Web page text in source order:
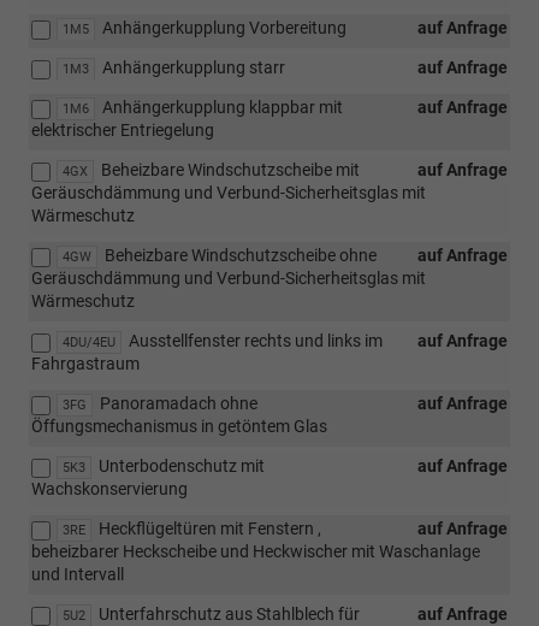
1M5 auf Anfrage
Anhängerkupplung Vorbereitung
1M3 auf Anfrage
Anhängerkupplung starr
1M6 auf Anfrage
Anhängerkupplung klappbar mit
elektrischer Entriegelung
4GX auf Anfrage
Beheizbare Windschutzscheibe mit
Geräuschdämmung und Verbund-Sicherheitsglas mit
Wärmeschutz
4GW auf Anfrage
Beheizbare Windschutzscheibe ohne
Geräuschdämmung und Verbund-Sicherheitsglas mit
Wärmeschutz
4DU/4EU auf Anfrage
Ausstellfenster rechts und links im
Fahrgastraum
3FG auf Anfrage
Panoramadach ohne
Öffungsmechanismus in getöntem Glas
5K3 auf Anfrage
Unterbodenschutz mit
Wachskonservierung
3RE auf Anfrage
Heckflügeltüren mit Fenstern ,
beheizbarer Heckscheibe und Heckwischer mit Waschanlage
und Intervall
5U2 auf Anfrage
Unterfahrschutz aus Stahlblech für